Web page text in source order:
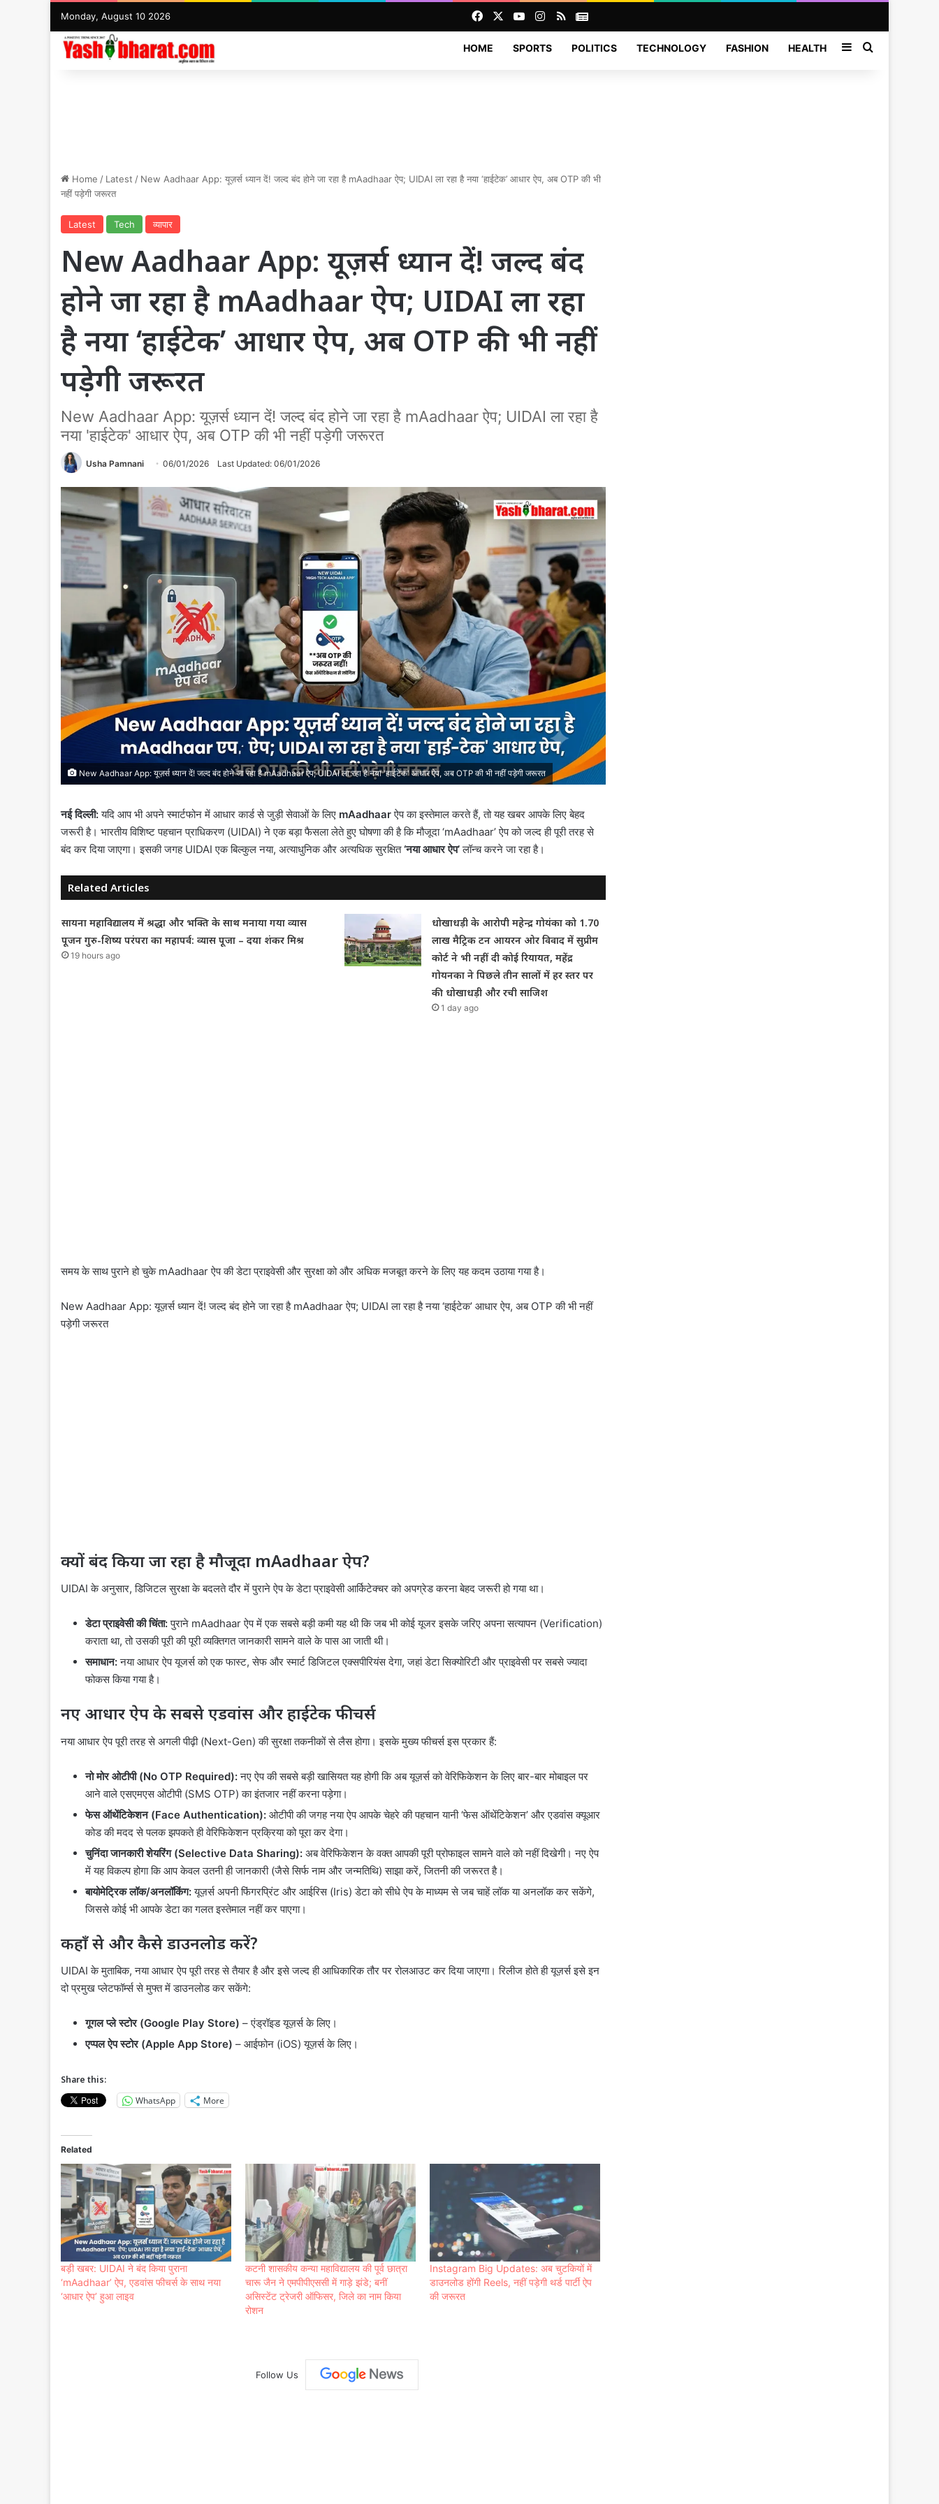
Monday, August 10 2026 FacebookYouTubeInstagram
RSSNews
HOME SPORTS POLITICS TECHNOLOGY FASHION HEALTH SidebarSearch for
Home / Latest / New Aadhaar App: यूज़र्स ध्यान दें! जल्द बंद होने जा रहा है mAadhaar ऐप; UIDAI ला रहा है नया ‘हाईटेक’ आधार ऐप, अब OTP की भी
नहीं पड़ेगी जरूरत
Latest Tech व्यापार
New Aadhaar App: यूज़र्स ध्यान दें! जल्द बंद
होने जा रहा है mAadhaar ऐप; UIDAI ला रहा
है नया ‘हाईटेक’ आधार ऐप, अब OTP की भी नहीं
पड़ेगी जरूरत
New Aadhaar App: यूज़र्स ध्यान दें! जल्द बंद होने जा रहा है mAadhaar ऐप; UIDAI ला रहा है
नया 'हाईटेक' आधार ऐप, अब OTP की भी नहीं पड़ेगी जरूरत
Usha Pamnani 06/01/2026 Last Updated: 06/01/2026
New Aadhaar App: यूज़र्स ध्यान दें! जल्द बंद होने जा रहा है mAadhaar ऐप; UIDAI ला रहा है नया 'हाईटेक' आधार ऐप, अब OTP की भी नहीं पड़ेगी जरूरत
नई दिल्ली:यदि आप भी अपने स्मार्टफोन में आधार कार्ड से जुड़ी सेवाओं के लिए mAadhaarऐप का इस्तेमाल करते हैं, तो यह खबर आपके लिए बेहद
जरूरी है। भारतीय विशिष्ट पहचान प्राधिकरण (UIDAI) ने एक बड़ा फैसला लेते हुए घोषणा की है कि मौजूदा ‘mAadhaar’ ऐप को जल्द ही पूरी तरह से
बंद कर दिया जाएगा। इसकी जगह UIDAI एक बिल्कुल नया, अत्याधुनिक और अत्यधिक सुरक्षित‘नया आधार ऐप’लॉन्च करने जा रहा है।
Related Articles
सायना महाविद्यालय में श्रद्धा और भक्ति के साथ मनाया गया व्यास
पूजन गुरु-शिष्य परंपरा का महापर्व: व्यास पूजा – दया शंकर मिश्र
19 hours ago
धोखाधड़ी के आरोपी महेन्द्र गोयंका को 1.70
लाख मैट्रिक टन आयरन ओर विवाद में सुप्रीम
कोर्ट ने भी नहीं दी कोई रियायत, महेंद्र
गोयनका ने पिछले तीन सालों में हर स्तर पर
की धोखाधड़ी और रची साजिश
1 day ago
समय के साथ पुराने हो चुके mAadhaar ऐप की डेटा प्राइवेसी और सुरक्षा को और अधिक मजबूत करने के लिए यह कदम उठाया गया है।
New Aadhaar App: यूज़र्स ध्यान दें! जल्द बंद होने जा रहा है mAadhaar ऐप; UIDAI ला रहा है नया ‘हाईटेक’ आधार ऐप, अब OTP की भी नहीं
पड़ेगी जरूरत
क्यों बंद किया जा रहा है मौजूदा mAadhaar ऐप?
UIDAI के अनुसार, डिजिटल सुरक्षा के बदलते दौर में पुराने ऐप के डेटा प्राइवेसी आर्किटेक्चर को अपग्रेड करना बेहद जरूरी हो गया था।
डेटा प्राइवेसी की चिंता:पुराने mAadhaar ऐप में एक सबसे बड़ी कमी यह थी कि जब भी कोई यूजर इसके जरिए अपना सत्यापन (Verification)
कराता था, तो उसकी पूरी की पूरी व्यक्तिगत जानकारी सामने वाले के पास आ जाती थी।
समाधान:नया आधार ऐप यूजर्स को एक फास्ट, सेफ और स्मार्ट डिजिटल एक्सपीरियंस देगा, जहां डेटा सिक्योरिटी और प्राइवेसी पर सबसे ज्यादा
फोकस किया गया है।
नए आधार ऐप के सबसे एडवांस और हाईटेक फीचर्स
नया आधार ऐप पूरी तरह से अगली पीढ़ी (Next-Gen) की सुरक्षा तकनीकों से लैस होगा। इसके मुख्य फीचर्स इस प्रकार हैं:
नो मोर ओटीपी (No OTP Required):नए ऐप की सबसे बड़ी खासियत यह होगी कि अब यूज़र्स को वेरिफिकेशन के लिए बार-बार मोबाइल पर
आने वाले एसएमएस ओटीपी (SMS OTP) का इंतजार नहीं करना पड़ेगा।
फेस ऑथेंटिकेशन (Face Authentication): ओटीपी की जगह नया ऐप आपके चेहरे की पहचान यानी ‘फेस ऑथेंटिकेशन’ और एडवांस क्यूआर
कोड की मदद से पलक झपकते ही वेरिफिकेशन प्रक्रिया को पूरा कर देगा।
चुनिंदा जानकारी शेयरिंग (Selective Data Sharing): अब वेरिफिकेशन के वक्त आपकी पूरी प्रोफाइल सामने वाले को नहीं दिखेगी। नए ऐप
में यह विकल्प होगा कि आप केवल उतनी ही जानकारी (जैसे सिर्फ नाम और जन्मतिथि) साझा करें, जितनी की जरूरत है।
बायोमेट्रिक लॉक/अनलॉकिंग:यूज़र्स अपनी फिंगरप्रिंट और आईरिस (Iris) डेटा को सीधे ऐप के माध्यम से जब चाहें लॉक या अनलॉक कर सकेंगे,
जिससे कोई भी आपके डेटा का गलत इस्तेमाल नहीं कर पाएगा।
कहाँ से और कैसे डाउनलोड करें?
UIDAI के मुताबिक, नया आधार ऐप पूरी तरह से तैयार है और इसे जल्द ही आधिकारिक तौर पर रोलआउट कर दिया जाएगा। रिलीज होते ही यूज़र्स इसे इन
दो प्रमुख प्लेटफॉर्म्स से मुफ्त में डाउनलोड कर सकेंगे:
गूगल प्ले स्टोर (Google Play Store) – एंड्रॉइड यूज़र्स के लिए।
एप्पल ऐप स्टोर (Apple App Store) – आईफोन (iOS) यूज़र्स के लिए।
Share this:
WhatsApp
More
Related
बड़ी खबर: UIDAI ने बंद किया पुराना
‘mAadhaar’ ऐप, एडवांस फीचर्स के साथ नया
‘आधार ऐप’ हुआ लाइव
कटनी शासकीय कन्या महाविद्यालय की पूर्व छात्रा
चारू जैन ने एमपीपीएससी में गाड़े झंडे; बनीं
असिस्टेंट ट्रेजरी ऑफिसर, जिले का नाम किया
रोशन
Instagram Big Updates: अब चुटकियों में
डाउनलोड होंगी Reels, नहीं पड़ेगी थर्ड पार्टी ऐप
की जरूरत
Follow Us